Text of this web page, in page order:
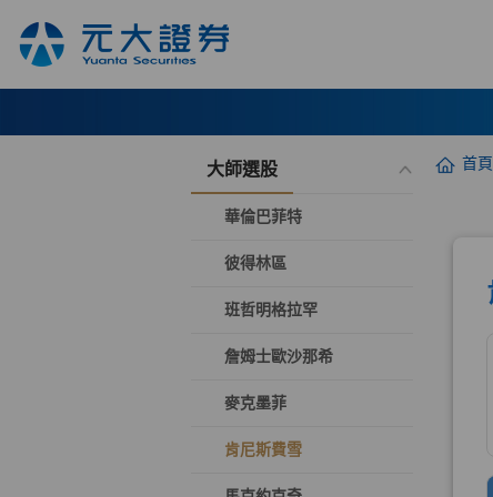
大師選股
華倫巴菲特
彼得林區
班哲明格拉罕
詹姆士歐沙那希
麥克墨菲
肯尼斯費雪
首頁